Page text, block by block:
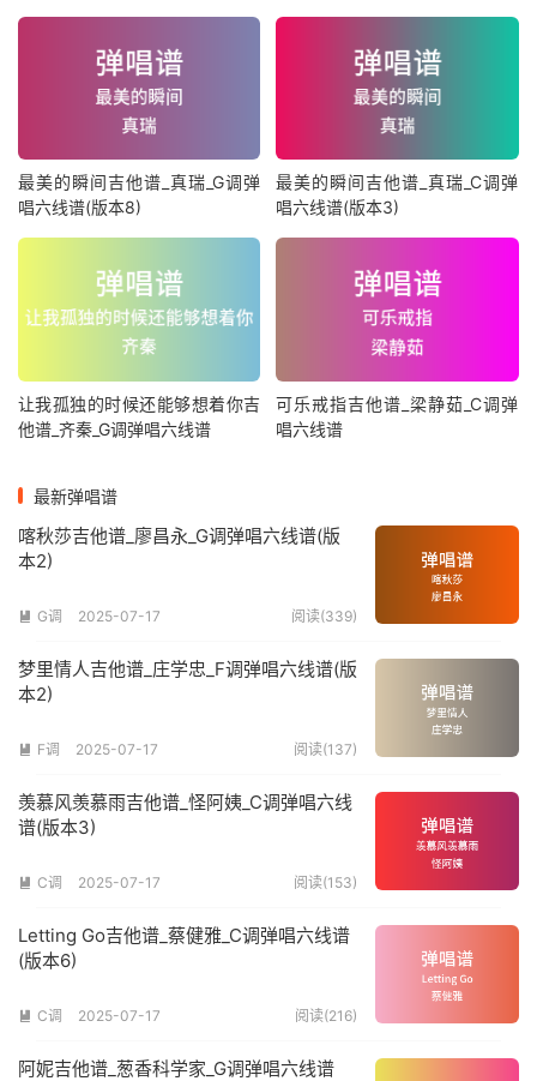
最美的瞬间吉他谱_真瑞_G调弹
唱六线谱(版本8)
最美的瞬间吉他谱_真瑞_C调弹
唱六线谱(版本3)
让我孤独的时候还能够想着你吉
他谱_齐秦_G调弹唱六线谱
可乐戒指吉他谱_梁静茹_C调弹
唱六线谱
最新弹唱谱
喀秋莎吉他谱_廖昌永_G调弹唱六线谱(版
本2)
 G调 2025-07-17 阅读(339)
梦里情人吉他谱_庄学忠_F调弹唱六线谱(版
本2)
 F调 2025-07-17 阅读(137)
羡慕风羡慕雨吉他谱_怪阿姨_C调弹唱六线
谱(版本3)
 C调 2025-07-17 阅读(153)
Letting Go吉他谱_蔡健雅_C调弹唱六线谱
(版本6)
 C调 2025-07-17 阅读(216)
阿妮吉他谱_葱香科学家_G调弹唱六线谱